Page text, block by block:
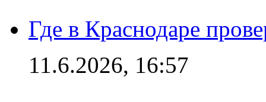
Где в Краснодаре
11.6.2026, 16:57